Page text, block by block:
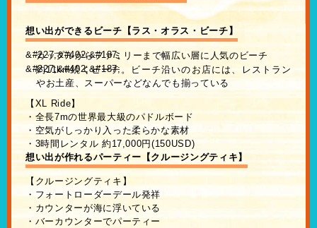
想い出ができるビーチ【ラス・オラス・ビーチ】
カップルからファミリーまで幅広い層に人気のビーチ
約11km続くビーチ。ビーチ沿いのお店には、レストラン
やお土産、スーパーなどなんでも揃っている
【XL Ride】
・全長7mの世界最大級のパドルボード
・空気がしっかり入った柔らかな素材
・3時間レンタル 約17,000円(150USD)
想い出が作れるパーティー【クルージングティキ】
【クルージングティキ】
・フォートローダーデール発祥
・カウンターが海に浮いている
・バーカウンターでパーティー